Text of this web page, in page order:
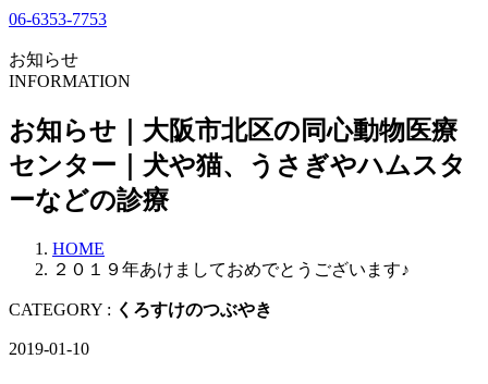
06-6353-7753
お知らせ
INFORMATION
お知らせ｜大阪市北区の同心動物医療
センター｜犬や猫、うさぎやハムスタ
ーなどの診療
HOME
２０１９年あけましておめでとうございます♪
CATEGORY : くろすけのつぶやき
2019-01-10